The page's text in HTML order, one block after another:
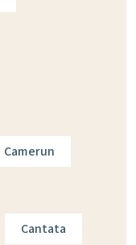
Camerun
Cantata